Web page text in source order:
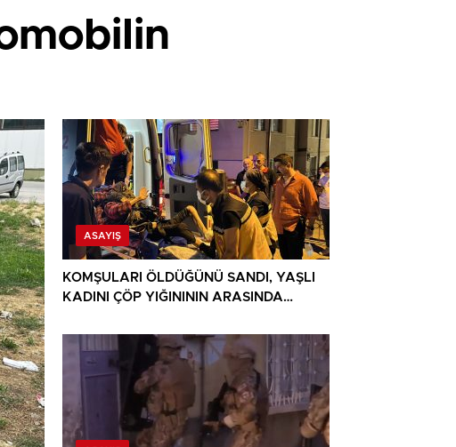
ASAYIŞ
KOMŞULARI ÖLDÜĞÜNÜ SANDI, YAŞLI
KADINI ÇÖP YIĞINININ ARASINDA